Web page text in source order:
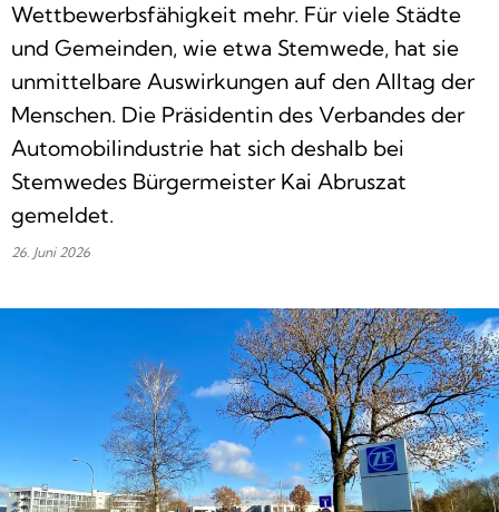
Wettbewerbsfähigkeit mehr. Für viele Städte
und Gemeinden, wie etwa Stemwede, hat sie
unmittelbare Auswirkungen auf den Alltag der
Menschen. Die Präsidentin des Verbandes der
Automobilindustrie hat sich deshalb bei
Stemwedes Bürgermeister Kai Abruszat
gemeldet.
26. Juni 2026